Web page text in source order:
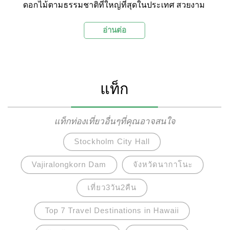
ดอกไม้ตามธรรมชาติที่ใหญ่ที่สุดในประเทศ สวยงาม
ดอก และยังเป็นสถานที่สำคัญประจำ อ.กุมภวาปี
อ่านต่อ
แท็ก
แท็กท่องเที่ยวอื่นๆที่คุณอาจสนใจ
Stockholm City Hall
Vajiralongkorn Dam จังหวัดนากาโนะ
เที่ยว3วัน2คืน
Top 7 Travel Destinations in Hawaii